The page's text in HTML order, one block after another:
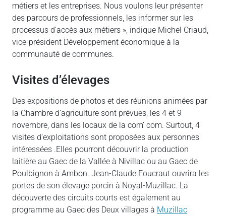
métiers et les entreprises. Nous voulons leur présenter
des parcours de professionnels, les informer sur les
processus d’accès aux métiers », indique Michel Criaud,
vice-président Développement économique à la
communauté de communes.
Visites d’élevages
Des expositions de photos et des réunions animées par
la Chambre d’agriculture sont prévues, les 4 et 9
novembre, dans les locaux de la com’ com. Surtout, 4
visites d’exploitations sont proposées aux personnes
intéressées .Elles pourront découvrir la production
laitière au Gaec de la Vallée à Nivillac ou au Gaec de
Poulbignon à Ambon. Jean-Claude Foucraut ouvrira les
portes de son élevage porcin à Noyal-Muzillac. La
découverte des circuits courts est également au
programme au Gaec des Deux villages à Muzillac